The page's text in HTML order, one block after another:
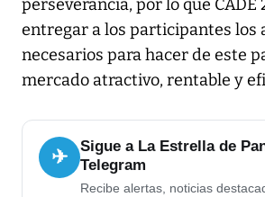
perseverancia, por lo que CADE
entregar a los participantes los
necesarios para hacer de este
mercado atractivo, rentable y
✈
Sigue a La Estrella de
Telegram
Recibe alertas, noticias